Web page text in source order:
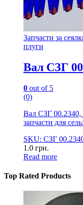
Запчасти за
плуги
Вал СЗГ
0 out of 5
(0)
Вал СЗГ 00.2340,
запчасти для
SKU: СЗГ
1.0 грн.
Read more
Top Rated Products